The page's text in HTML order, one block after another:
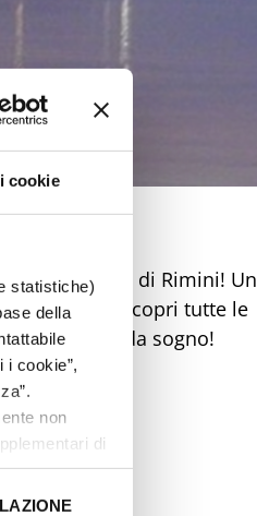
cookie
statistiche)
della
i cookie”,
non
di
sulla Riviera di Rimini! Un
ti aspetta. Scopri tutte le
tua Pasqua da sogno!